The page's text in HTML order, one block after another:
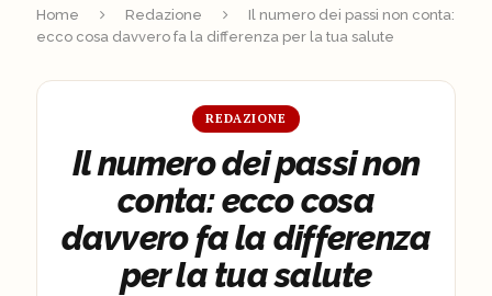
Home Redazione
Il numero dei passi non conta:
ecco cosa davvero fa la differenza per la tua salute
REDAZIONE
Il numero dei passi non
conta: ecco cosa
davvero fa la differenza
per la tua salute